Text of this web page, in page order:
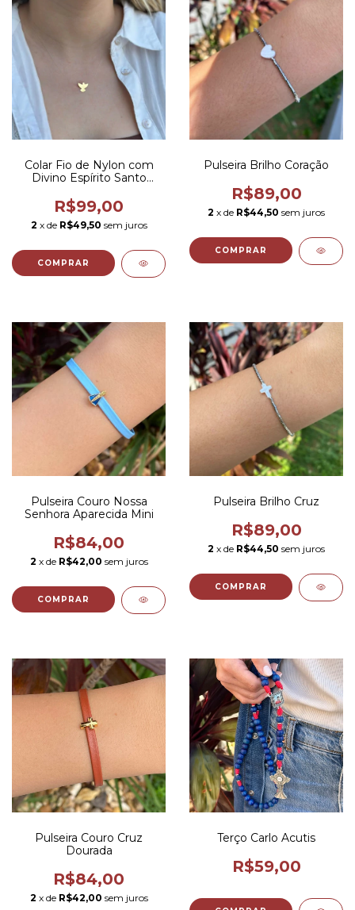
Colar Fio de Nylon com
Divino Espírito Santo
R$99,00
2 x de R$49,50 sem juros
COMPRAR
Pulseira Brilho Coração
R$89,00
2 x de R$44,50 sem juros
COMPRAR
Pulseira Couro Nossa
Senhora Aparecida Mini
R$84,00
2 x de R$42,00 sem juros
COMPRAR
Pulseira Brilho Cruz
R$89,00
2 x de R$44,50 sem juros
COMPRAR
Pulseira Couro Cruz
Dourada
R$84,00
2 x de R$42,00 sem juros
Terço Carlo Acutis
R$59,00